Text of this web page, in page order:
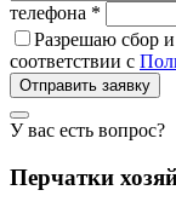
телефона *
Разрешаю сбор
соответствии с
Отправить заявку
У вас есть вопрос?
Перчатки